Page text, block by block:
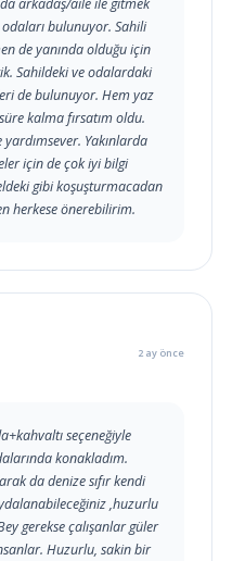
arkadaş/aile ile gitmek
bulunuyor. Sahili
de yanında olduğu için
Sahildeki ve odalardaki
de bulunuyor. Hem yaz
kalma fırsatım oldu.
yardımsever. Yakınlarda
için de çok iyi bilgi
gibi koşuşturmacadan
herkese önerebilirim.
2 ay önce
seçeneğiyle
konakladım.
da denize sıfır kendi
,huzurlu
gerekse çalışanlar güler
Huzurlu, sakin bir